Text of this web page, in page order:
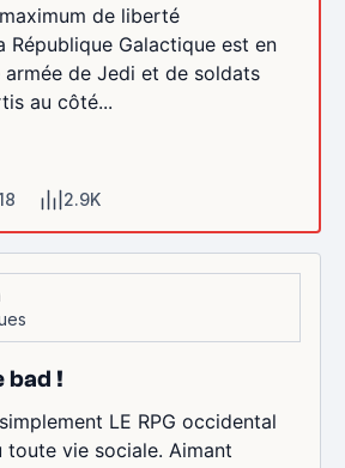
de liberté
République Galactique est en
armée de Jedi et de soldats
au côté...
2.9K
bad !
LE RPG occidental
toute vie sociale. Aimant